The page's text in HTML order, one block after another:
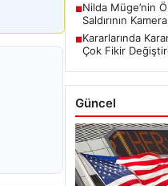
■Nilda Müge’nin
Saldırının
■Kararlarında
Çok Fikir
Güncel